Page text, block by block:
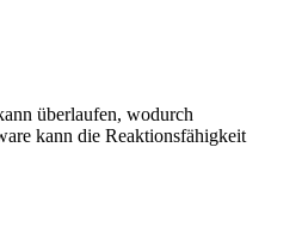
überlaufen, wodurch
kann die Reaktionsfähigkeit